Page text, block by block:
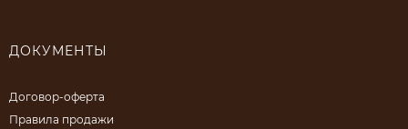
ДОКУМЕНТЫ
Договор-оферта
Правила продажи